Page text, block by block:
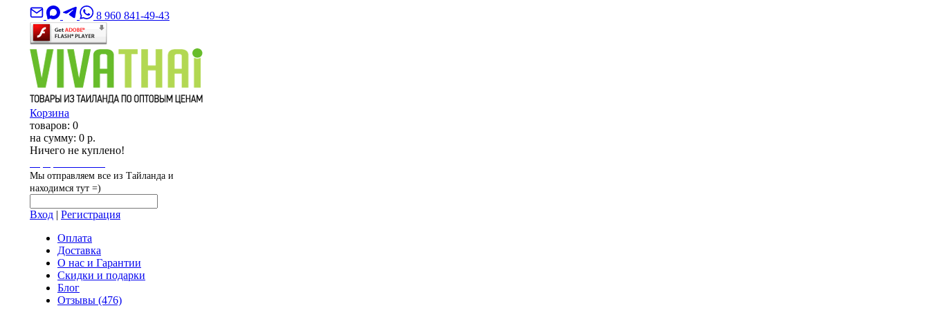
8 960 841-49-43
Корзина
товаров: 0
на сумму: 0 р.
Ничего не куплено!
Мы отправляем все из Тайланда и
находимся тут =)
Вход | Регистрация
Оплата
Доставка
О нас и Гарантии
Скидки и подарки
Блог
Отзывы (476)